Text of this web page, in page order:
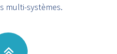
multi-systèmes.